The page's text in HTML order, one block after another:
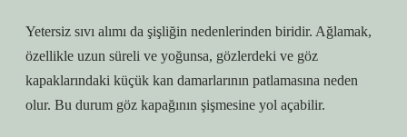
Yetersiz sıvı alımı da şişliğin nedenlerinden biridir. Ağlamak,
özellikle uzun süreli ve yoğunsa, gözlerdeki ve göz
kapaklarındaki küçük kan damarlarının patlamasına neden
olur. Bu durum göz kapağının şişmesine yol açabilir.